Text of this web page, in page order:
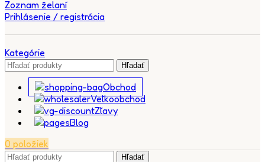
Zoznam želaní
Prihlásenie / registrácia
Kategórie
Hľadať
Obchod
Veľkoobchod
Zľavy
Blog
0 položiek
Hľadať